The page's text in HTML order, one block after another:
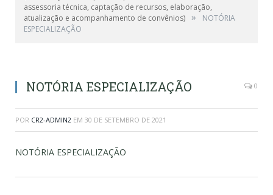
assessoria técnica, captação de recursos, elaboração,
atualização e acompanhamento de convênios) »
NOTÓRIA
ESPECIALIZAÇÃO
NOTÓRIA ESPECIALIZAÇÃO 0
POR CR2-ADMIN2 EM 30 DE SETEMBRO DE 2021
NOTÓRIA ESPECIALIZAÇÃO